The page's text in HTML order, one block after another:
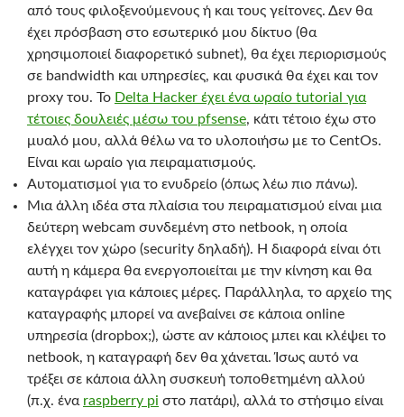
από τους φιλοξενούμενους ή και τους γείτονες. Δεν θα
έχει πρόσβαση στο εσωτερικό μου δίκτυο (θα
χρησιμοποιεί διαφορετικό subnet), θα έχει περιορισμούς
σε bandwidth και υπηρεσίες, και φυσικά θα έχει και τον
proxy του. Το Delta Hacker έχει ένα ωραίο tutorial για
τέτοιες δουλειές μέσω του pfsense, κάτι τέτοιο έχω στο
μυαλό μου, αλλά θέλω να το υλοποιήσω με το CentOs.
Είναι και ωραίο για πειραματισμούς.
Αυτοματισμοί για το ενυδρείο (όπως λέω πιο πάνω).
Μια άλλη ιδέα στα πλαίσια του πειραματισμού είναι μια
δεύτερη webcam συνδεμένη στο netbook, η οποία
ελέγχει τον χώρο (security δηλαδή). Η διαφορά είναι ότι
αυτή η κάμερα θα ενεργοποιείται με την κίνηση και θα
καταγράφει για κάποιες μέρες. Παράλληλα, το αρχείο της
καταγραφής μπορεί να ανεβαίνει σε κάποια online
υπηρεσία (dropbox;), ώστε αν κάποιος μπει και κλέψει το
netbook, η καταγραφή δεν θα χάνεται. Ίσως αυτό να
τρέξει σε κάποια άλλη συσκευή τοποθετημένη αλλού
(π.χ. ένα raspberry pi στο πατάρι), αλλά το στήσιμο είναι